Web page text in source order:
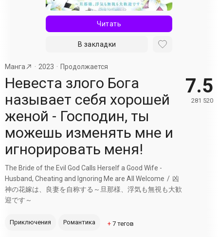
Читать
В закладки
Манга 2023 Продолжается
Невеста злого Бога
называет себя хорошей
женой - Господин, ты
можешь изменять мне и
игнорировать меня!
The Bride of the Evil God Calls Herself a Good Wife -
Husband, Cheating and Ignoring Me are All Welcome
凶
神の花嫁は、良妻を自称する～旦那様、浮気も無視も大歓
迎です～
7.5
281 520
Приключения Романтика + 7 тегов